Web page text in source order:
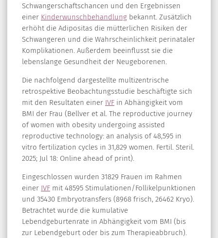
Schwangerschaftschancen und den Ergebnissen
einer Kinderwunschbehandlung bekannt. Zusätzlich
erhöht die Adipositas die mütterlichen Risiken der
Schwangeren und die Wahrscheinlichkeit perinataler
Komplikationen. Außerdem beeinflusst sie die
lebenslange Gesundheit der Neugeborenen.
Die nachfolgend dargestellte multizentrische
retrospektive Beobachtungsstudie beschäftigte sich
mit den Resultaten einer IVF in Abhängigkeit vom
BMI der Frau (Bellver et al. The reproductive journey
of women with obesity undergoing assisted
reproductive technology: an analysis of 48,595 in
vitro fertilization cycles in 31,829 women. Fertil. Steril.
2025; Jul 18: Online ahead of print).
Eingeschlossen wurden 31829 Frauen im Rahmen
einer IVF mit 48595 Stimulationen/Follikelpunktionen
und 35430 Embryotransfers (8968 frisch, 26462 Kryo).
Betrachtet wurde die kumulative
Lebendgeburtenrate in Abhängigkeit vom BMI (bis
zur Lebendgeburt oder bis zum Therapieabbruch).